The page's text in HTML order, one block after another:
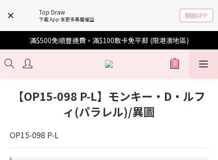
Top Draw
下載 App 享更多專屬權益 開啟APP
滿$500免順豐運費，滿$100散卡免平郵 (限港澳地區)
【OP15-098 P-L】モンキー・D・ルフ
ィ(パラレル)/異圖
OP15-098 P-L